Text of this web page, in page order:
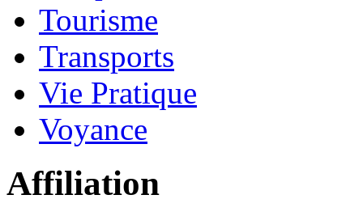
Tourisme
Transports
Vie Pratique
Voyance
Affiliation